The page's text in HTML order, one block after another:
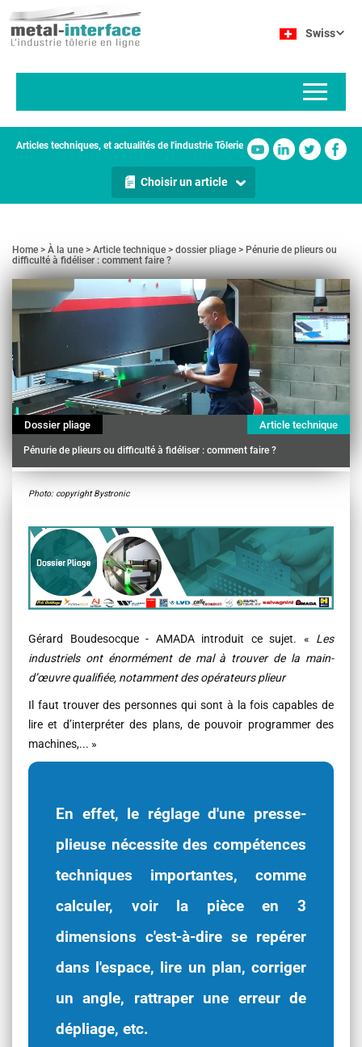
au
contenu
Swiss
Articles techniques, et actualités de l'industrie Tôlerie
Choisir un article
Home À la une Article technique dossier pliage
Pénurie de plieurs ou
difficulté à fidéliser : comment faire ?
Dossier pliage Article technique
Pénurie de plieurs ou difficulté à fidéliser : comment faire ?
Contenu
Photo: copyright Bystronic
Gérard Boudesocque - AMADA introduit ce sujet. « Les
industriels ont énormément de mal à trouver de la main-
d’œuvre qualifiée, notamment des opérateurs plieur
Il faut trouver des personnes qui sont à la fois capables de
lire et d’interpréter des plans, de pouvoir programmer des
machines,... »
En effet, le réglage d'une presse-
plieuse nécessite des compétences
techniques importantes, comme
calculer, voir la pièce en 3
dimensions c'est-à-dire se repérer
dans l'espace, lire un plan, corriger
un angle, rattraper une erreur de
dépliage, etc.